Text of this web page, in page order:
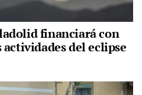
financiará con
actividades del eclipse